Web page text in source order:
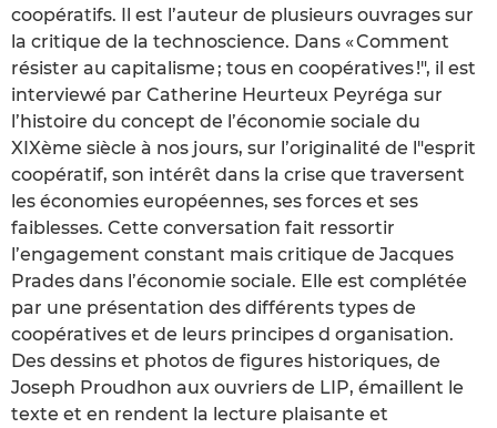
coopératifs. Il est l’auteur de plusieurs ouvrages sur
la critique de la technoscience. Dans « Comment
résister au capitalisme ; tous en coopératives !", il est
interviewé par Catherine Heurteux Peyréga sur
l’histoire du concept de l’économie sociale du
XIXème siècle à nos jours, sur l’originalité de l"esprit
coopératif, son intérêt dans la crise que traversent
les économies européennes, ses forces et ses
faiblesses. Cette conversation fait ressortir
l’engagement constant mais critique de Jacques
Prades dans l’économie sociale. Elle est complétée
par une présentation des différents types de
coopératives et de leurs principes d organisation.
Des dessins et photos de figures historiques, de
Joseph Proudhon aux ouvriers de LIP, émaillent le
texte et en rendent la lecture plaisante et